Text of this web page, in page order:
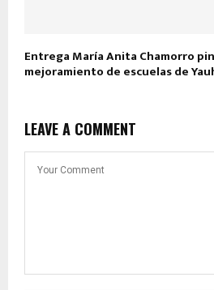
Entrega María Anita Chamorro
mejoramiento de escuelas de
LEAVE A COMMENT